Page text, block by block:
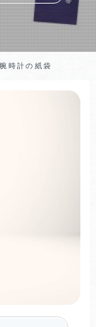
時計の紙袋